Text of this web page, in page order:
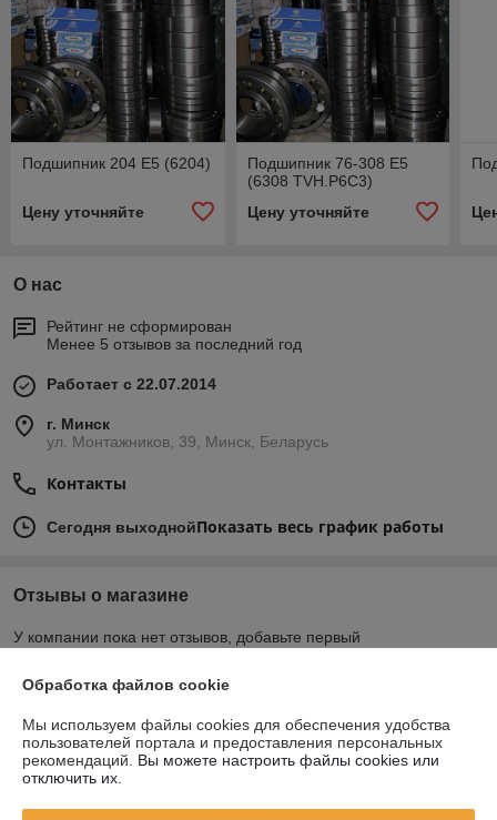
Подшипник 204 Е5 (6204)
Цену уточняйте
Подшипник 76-308 Е5
(6308 TVH.P6C3)
Цену уточняйте
О нас
Рейтинг не сформирован
Менее 5 отзывов за последний год
Работает с 22.07.2014
г. Минск
ул. Монтажников, 39, Минск, Беларусь
Контакты
Сегодня выходнойПоказать весь график работы
Отзывы о магазине
У компании пока нет отзывов, добавьте первый
Контакты
Доставка и оплата
Обработка файлов cookie
Мы используем файлы cookies для обеспечения удобства
пользователей портала и предоставления персональных
рекомендаций. Вы можете настроить файлы cookies или
отключить их.